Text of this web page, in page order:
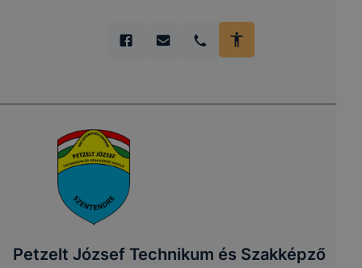
Petzelt József Technikum és Szakképző